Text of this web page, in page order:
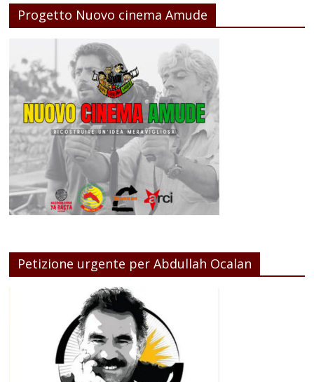
Progetto Nuovo cinema Amude
Petizione urgente per Abdullah Ocalan